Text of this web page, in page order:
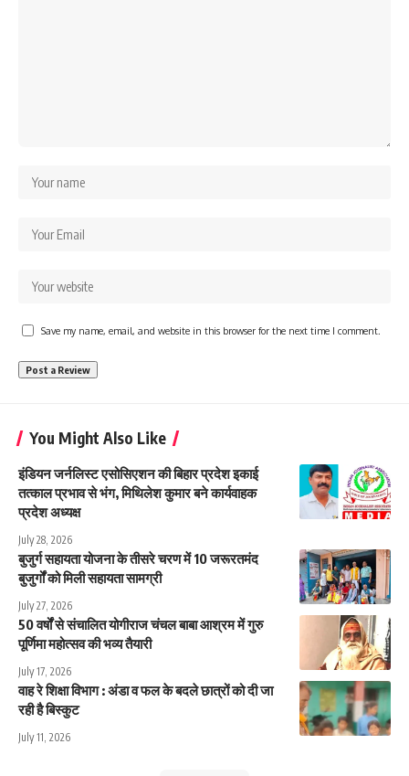
Save my name, email, and website in this browser for the next time I comment.
You Might Also Like
इंडियन जर्नलिस्ट एसोसिएशन की बिहार प्रदेश इकाई
तत्काल प्रभाव से भंग, मिथिलेश कुमार बने कार्यवाहक
प्रदेश अध्यक्ष
July 28, 2026
बुजुर्ग सहायता योजना के तीसरे चरण में 10 जरूरतमंद
बुजुर्गों को मिली सहायता सामग्री
July 27, 2026
50 वर्षों से संचालित योगीराज चंचल बाबा आश्रम में गुरु
पूर्णिमा महोत्सव की भव्य तैयारी
July 17, 2026
वाह रे शिक्षा विभाग : अंडा व फल के बदले छात्रों को दी जा
रही है बिस्कुट
July 11, 2026